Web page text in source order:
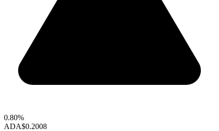
0.80%
ADA$0.2008